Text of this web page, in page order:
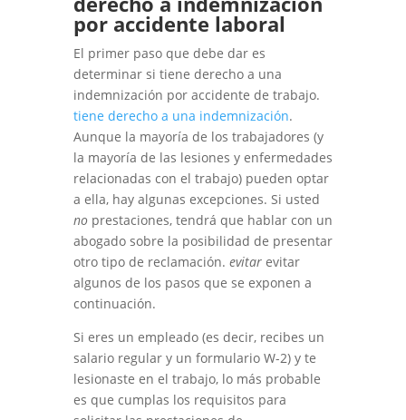
por accidente laboral
El primer paso que debe dar es
determinar si tiene derecho a una
indemnización por accidente de trabajo.
tiene derecho a una indemnización.
Aunque la mayoría de los trabajadores (y
la mayoría de las lesiones y enfermedades
relacionadas con el trabajo) pueden optar
a ella, hay algunas excepciones. Si usted
noprestaciones, tendrá que hablar con un
abogado sobre la posibilidad de presentar
otro tipo de reclamación. evitarevitar
algunos de los pasos que se exponen a
continuación.
Si eres un empleado (es decir, recibes un
salario regular y un formulario W-2) y te
lesionaste en el trabajo, lo más probable
es que cumplas los requisitos para